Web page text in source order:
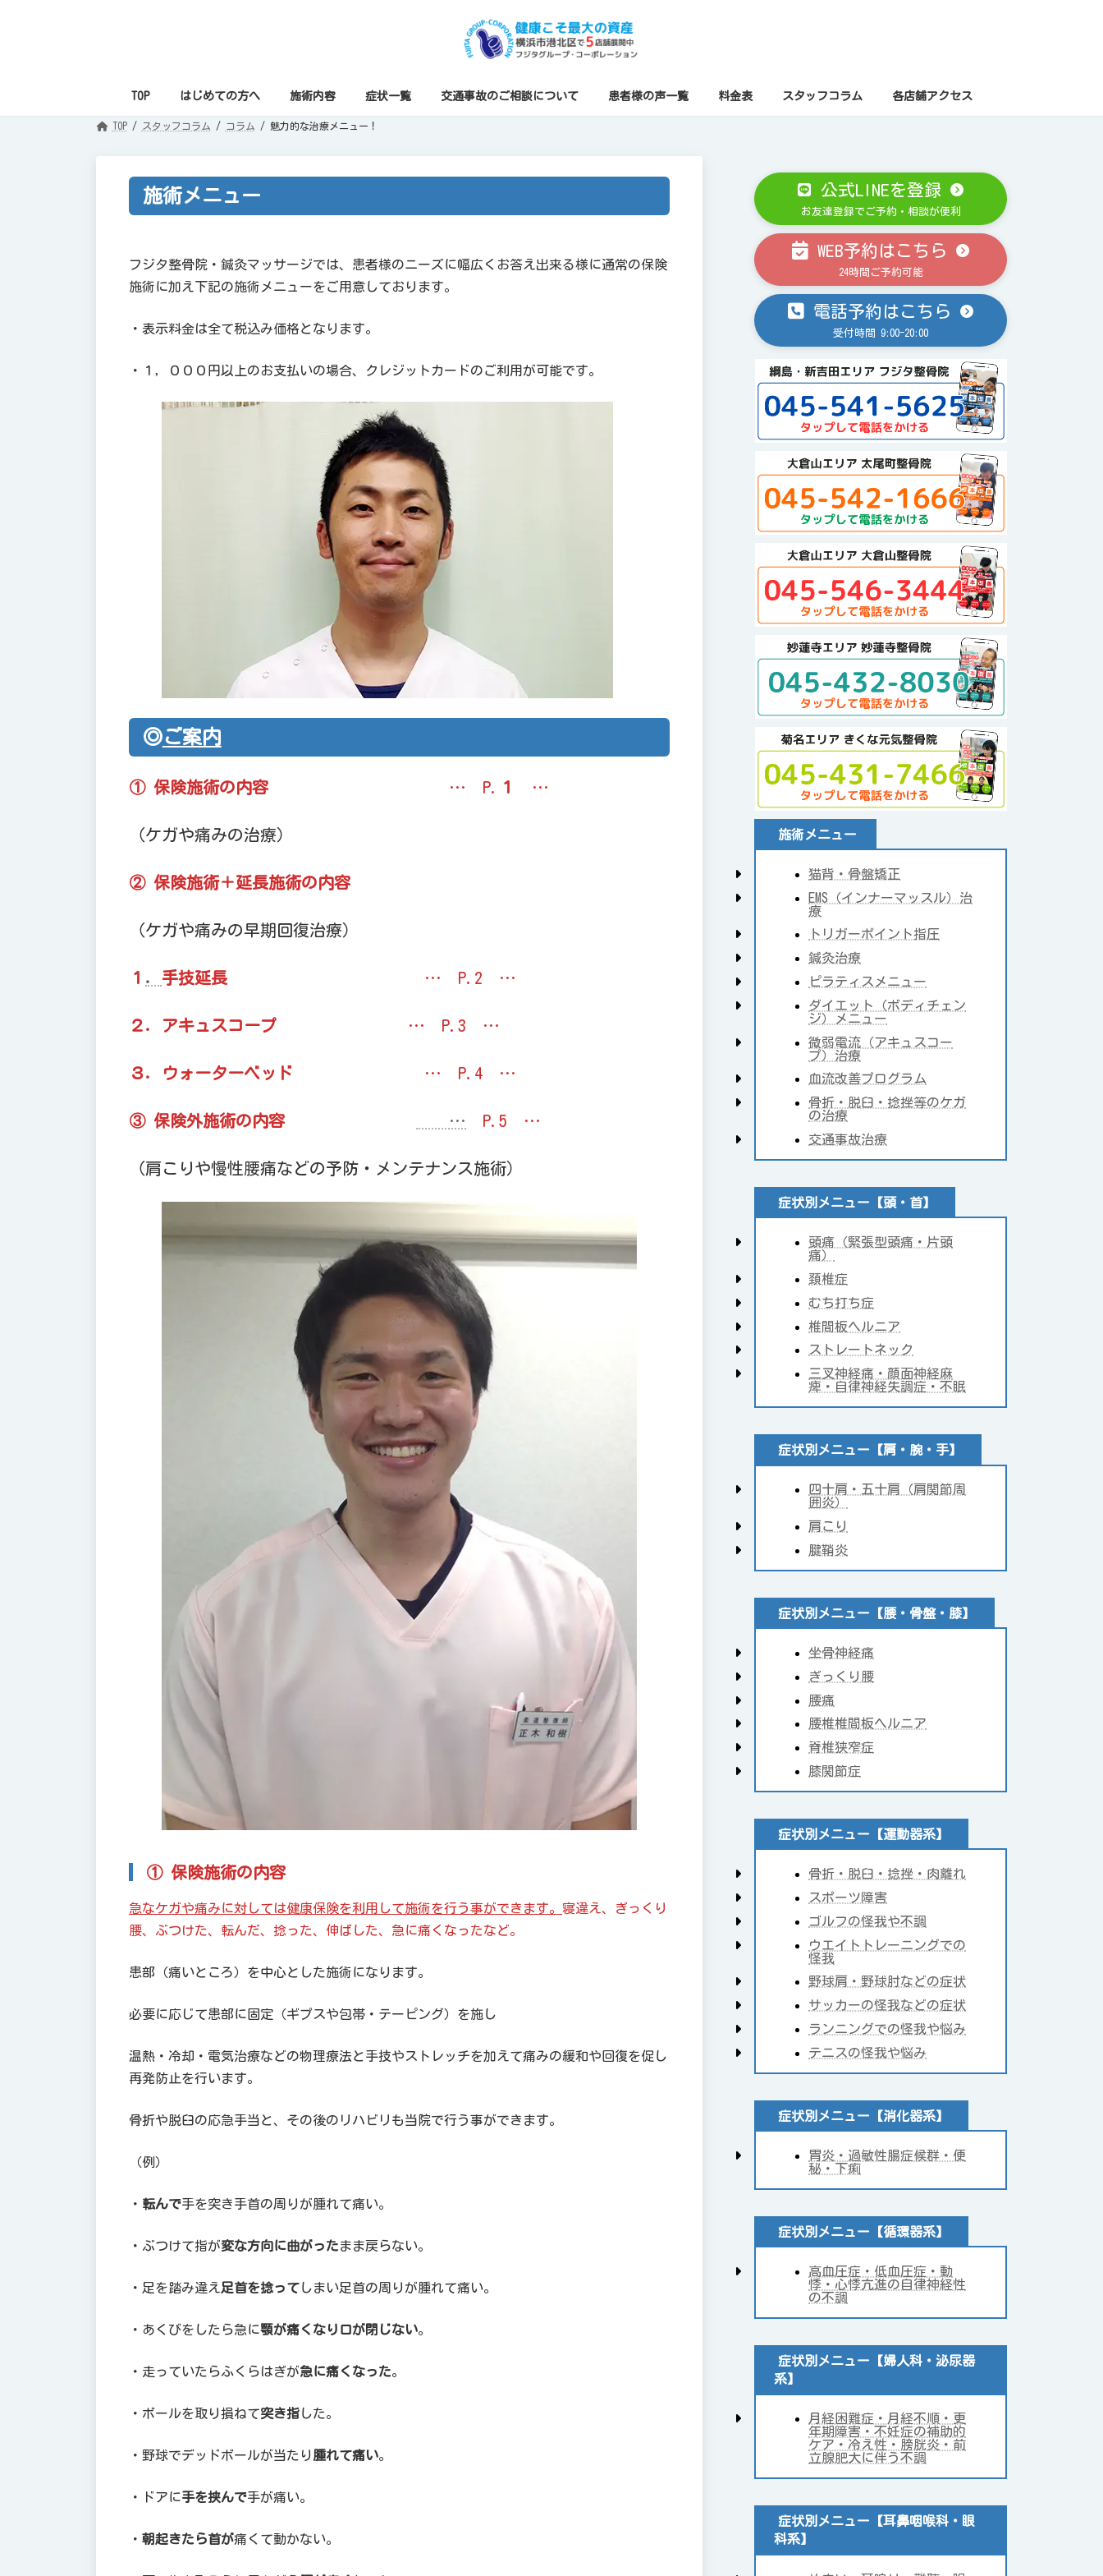
TOP はじめての方へ 施術内容 症状一覧 交通事故のご相談について 患者様の声一覧 料金表 スタッフコラム 各店舗アクセス
TOP スタッフコラム コラム 魅力的な治療メニュー！
施術メニュー
フジタ整骨院・鍼灸マッサージでは、患者様のニーズに幅広くお答え出来る様に通常の保険
施術に加え下記の施術メニューをご用意しております。
・表示料金は全て税込み価格となります。
・１，０００円以上のお支払いの場合、クレジットカードのご利用が可能です。
◎ご案内
① 保険施術の内容… P. １ …
（ケガや痛みの治療）
② 保険施術＋延長施術の内容
（ケガや痛みの早期回復治療）
１ ． 手技延長 … P.2 …
２．アキュスコープ … P.3 …
３．ウォーターベッド … P.4 …
③ 保険外施術の内容 … P.5 …
（肩こりや慢性腰痛などの予防・メンテナンス施術）
① 保険施術の内容
急なケガや痛みに対しては健康保険を利用して施術を行う事ができます。 寝違え、ぎっくり
腰、ぶつけた、転んだ、捻った、伸ばした、急に痛くなったなど。
患部（痛いところ）を中心とした施術になります。
必要に応じて患部に固定（ギプスや包帯・テーピング）を施し
温熱・冷却・電気治療などの物理療法と手技やストレッチを加えて痛みの緩和や回復を促し
再発防止を行います。
骨折や脱臼の応急手当と、その後のリハビリも当院で行う事ができます。
（例）
・ 転んで手を突き手首の周りが腫れて痛い。
・ぶつけて指が変な方向に曲がったまま戻らない。
・足を踏み違え 足首を捻ってしまい足首の周りが腫れて痛い。
・あくびをしたら急に顎が痛くなり口が閉じない。
・走っていたらふくらはぎが急に痛くなった。
・ボールを取り損ねて突き指した。
・野球でデッドボールが当たり 腫れて痛い。
・ドアに手を挟んで手が痛い。
・ 朝起きたら首が痛くて動かない。
公式LINEを登録
お友達登録でご予約・相談が便利
WEB予約はこちら
24時間ご予約可能
電話予約はこちら
受付時間 9:00-20:00
施術メニュー
猫背・骨盤矯正
EMS（インナーマッスル）治
療
トリガーポイント指圧
鍼灸治療
ピラティスメニュー
ダイエット（ボディチェン
ジ）メニュー
微弱電流（アキュスコー
プ）治療
血流改善プログラム
骨折・脱臼・捻挫等のケガ
の治療
交通事故治療
症状別メニュー【頭・首】
頭痛（緊張型頭痛・片頭
痛）
頚椎症
むち打ち症
椎間板ヘルニア
ストレートネック
三叉神経痛・顔面神経麻
痺・自律神経失調症・不眠
症状別メニュー【肩・腕・手】
四十肩・五十肩（肩関節周
囲炎）
肩こり
腱鞘炎
症状別メニュー【腰・骨盤・膝】
坐骨神経痛
ぎっくり腰
腰痛
腰椎椎間板ヘルニア
脊椎狭窄症
膝関節症
症状別メニュー【運動器系】
骨折・脱臼・捻挫・肉離れ
スポーツ障害
ゴルフの怪我や不調
ウエイトトレーニングでの
怪我
野球肩・野球肘などの症状
サッカーの怪我などの症状
ランニングでの怪我や悩み
テニスの怪我や悩み
症状別メニュー【消化器系】
胃炎・過敏性腸症候群・便
秘・下痢
症状別メニュー【循環器系】
高血圧症・低血圧症・動
悸・心悸亢進の自律神経性
の不調
症状別メニュー【婦人科・泌尿器
系】
月経困難症・月経不順・更
年期障害・不妊症の補助的
ケア・冷え性・膀胱炎・前
立腺肥大に伴う不調
症状別メニュー【耳鼻咽喉科・眼
科系】